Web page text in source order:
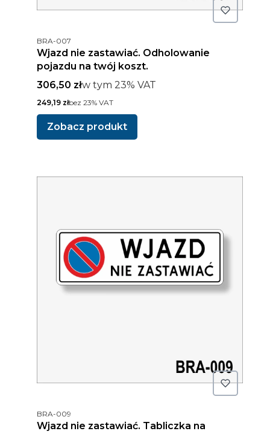
Kod produktu
BRA-007
Wjazd nie zastawiać. Odholowanie
pojazdu na twój koszt.
Cena brutto
306,50 złw tym %s VAT
w tym 23% VAT
Cena netto
249,19 złbez 23% VAT
Zobacz produkt
Kod produktu
BRA-009
Wjazd nie zastawiać. Tabliczka na